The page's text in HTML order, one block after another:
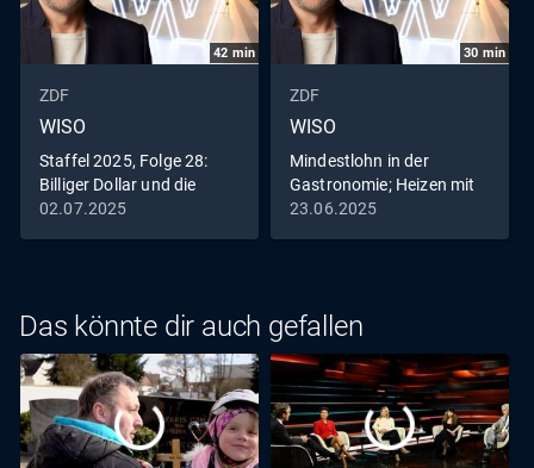
42 min
ZDF
WISO
Staffel 2025, Folge 28:
Billiger Dollar und die
Folgen; Frührente versus
02.07.2025
30 min
ZDF
WISO
Mindestlohn in der
Gastronomie; Heizen mit
Wasserstoff?
23.06.2025
Das könnte dir auch gefallen